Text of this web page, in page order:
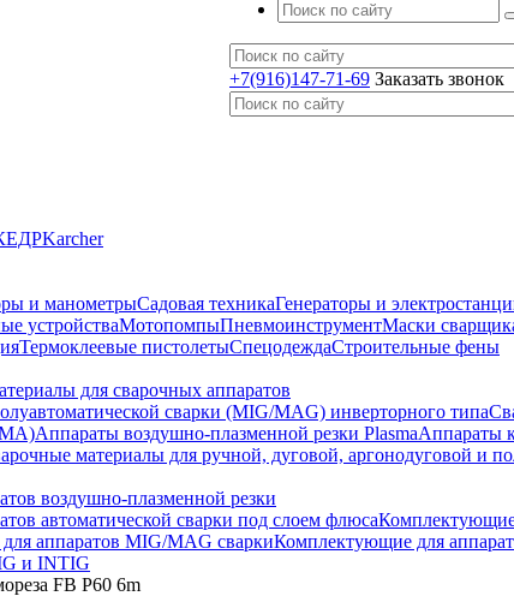
+7(916)147-71-69 Заказать звонок
Karcher
и манометрыСадовая техникаГенераторы и
устройстваМотопомпыПневмоинструментМаски
Термоклеевые пистолетыСпецодеждаСтроительные фены
для сварочных аппаратов
сварки (MIG/MAG) инверторного типа
Аппараты воздушно-плазменной резки PlasmaАппараты
материалы для ручной, дуговой, аргонодуговой и
воздушно-плазменной резки
автоматической сварки под слоем флюсаКомплектующие
аппаратов MIG/MAG сваркиКомплектующие для
и INTIG
FB P60 6m